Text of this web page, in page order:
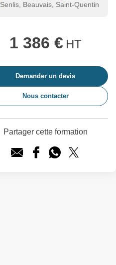
Senlis, Beauvais, Saint-Quentin
1 386 € HT
Demander un devis
Nous contacter
Partager cette formation